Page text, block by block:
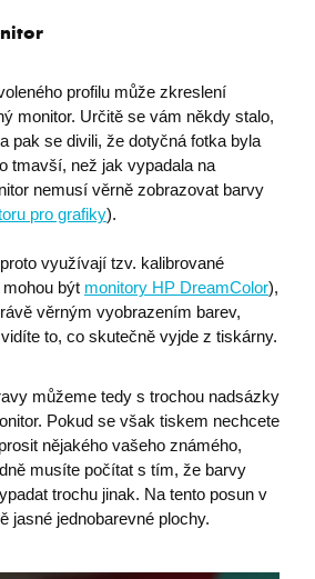
profilu může zkreslení
monitor. Určitě se vám někdy stalo,
pak se divili, že dotyčná fotka byla
tmavší, než jak vypadala na
nemusí věrně zobrazovat barvy
pro grafiky).
využívají tzv. kalibrované
být monitory HP DreamColor),
věrným vyobrazením barev,
to, co skutečně vyjde z tiskárny.
můžeme tedy s trochou nadsázky
Pokud se však tiskem nechcete
nějakého vašeho známého,
musíte počítat s tím, že barvy
trochu jinak. Na tento posun v
jasné jednobarevné plochy.